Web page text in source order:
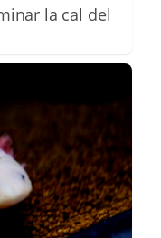
la cal del